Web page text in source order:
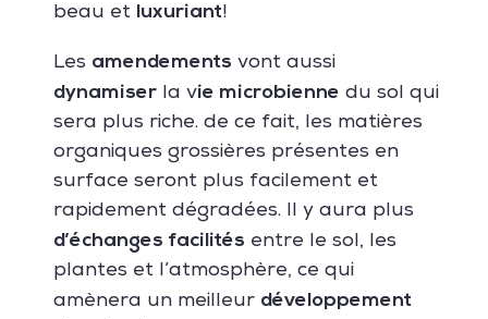
beau et luxuriant!
Les amendements vont aussi
dynamiserla vie microbienne du sol qui
sera plus riche. de ce fait, les matières
organiques grossières présentes en
surface seront plus facilement et
rapidement dégradées. Il y aura plus
d’échanges facilités entre le sol, les
plantes et l’atmosphère, ce qui
amènera un meilleur développement